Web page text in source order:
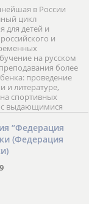
в России
цикл
для детей и
и
на русском
более
проведение
и литературе,
спортивных
с выдающимися
обучение в
столы
фестивалей;
“Федерация
(Федерация